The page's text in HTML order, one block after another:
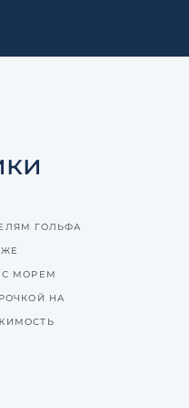
ГОЛЬФА
МОРЕМ
НА